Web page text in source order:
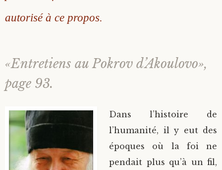
autorisé à ce propos.
«Entretiens au Pokrov d’Akoulovo»,
page 93.
Dans l’histoire de
l’humanité, il y eut des
époques où la foi ne
pendait plus qu’à un fil,